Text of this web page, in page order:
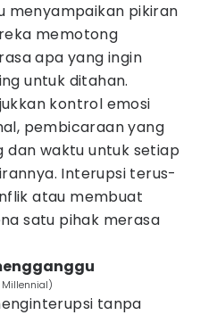
menyampaikan pikiran
memotong
apa yang ingin
untuk ditahan.
kontrol emosi
pembicaraan yang
dan waktu untuk setiap
Interupsi terus-
atau membuat
satu pihak merasa
tanpa